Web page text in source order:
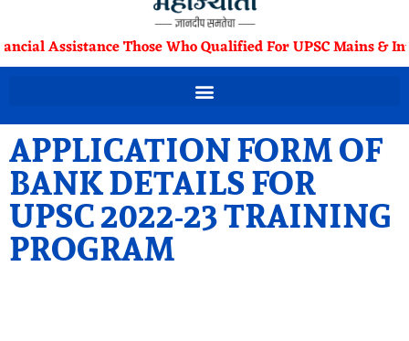
Assistance Those Who Qualified For UPSC Mains &
APPLICATION FORM OF
BANK DETAILS FOR
UPSC 2022-23 TRAINING
PROGRAM